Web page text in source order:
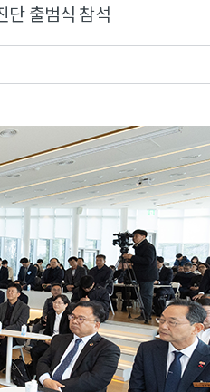
단 출범식 참석